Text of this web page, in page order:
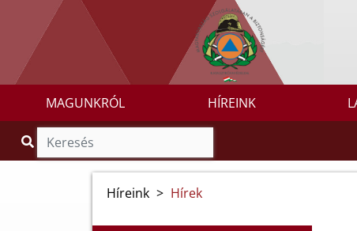
MAGUNKRÓL HÍREINK
Híreink > Hírek